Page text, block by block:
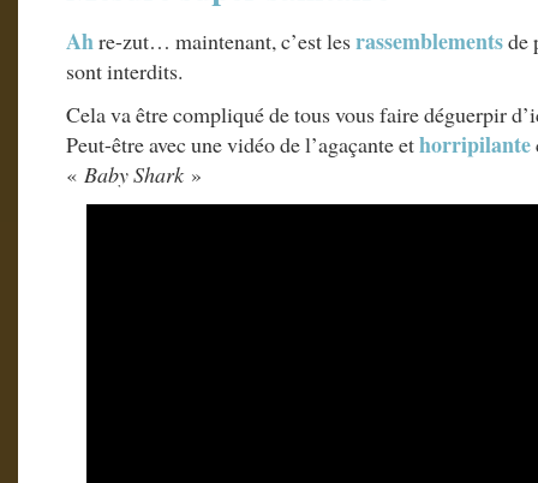
Ahre-zut… maintenant, c’est lesrassemblementsde
sont interdits.
Cela va être compliqué de tous vous faire déguerpir
Peut-être avec une vidéo de l’agaçante ethorripilante
« Baby Shark »